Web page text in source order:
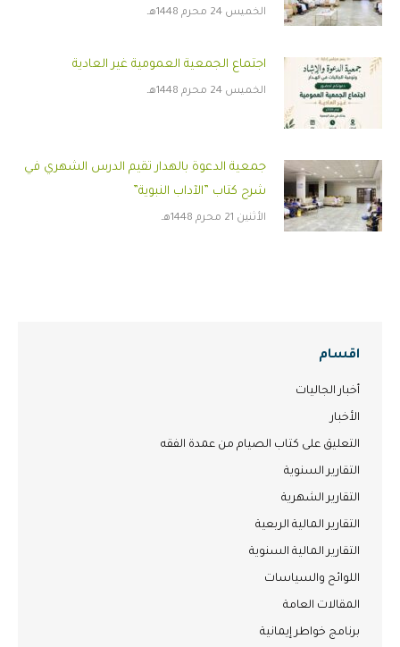
الخميس 24 محرم 1448هـ
اجتماع الجمعية العمومية غير العادية
الخميس 24 محرم 1448هـ
جمعية الدعوة بالهدار تقيم الدرس الشهري في
شرح كتاب ”الآداب النبوية”
الأثنين 21 محرم 1448هـ
اقسام
أخبار الجاليات
الأخبار
التعليق على كتاب الصيام من عمدة الفقه
التقارير السنوية
التقارير الشهرية
التقارير المالية الربعية
التقارير المالية السنوية
اللوائح والسياسات
المقالات العامة
برنامج خواطر إيمانية